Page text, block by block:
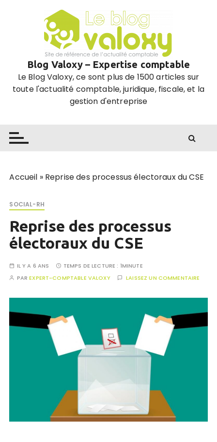
Blog Valoxy – Expertise comptable
Le Blog Valoxy, ce sont plus de 1500 articles sur
toute l'actualité comptable, juridique, fiscale, et la
gestion d'entreprise
Accueil » Reprise des processus électoraux du CSE
SOCIAL-RH
Reprise des processus
électoraux du CSE
IL Y A 6 ANS TEMPS DE LECTURE : 1MINUTE
PAREXPERT-COMPTABLE VALOXY LAISSEZ UN COMMENTAIRE